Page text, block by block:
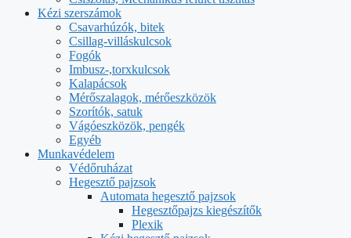
Kézi szerszámok
Csavarhúzók, bitek
Csillag-villáskulcsok
Fogók
Imbusz-,torxkulcsok
Kalapácsok
Mérőszalagok, mérőeszközök
Szorítók, satuk
Vágóeszközök, pengék
Egyéb
Munkavédelem
Védőruházat
Hegesztő pajzsok
Automata hegesztő pajzsok
Hegesztőpajzs kiegészítők
Plexik